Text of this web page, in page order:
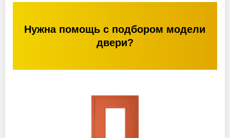
Нужна помощь с подбором модели
двери?